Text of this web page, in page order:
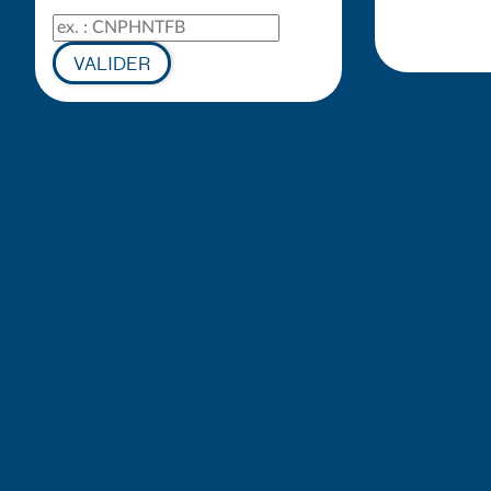
Code de suivi
VALIDER